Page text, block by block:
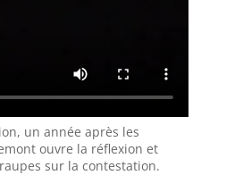
un année après les
ouvre la réflexion et
sur la contestation.